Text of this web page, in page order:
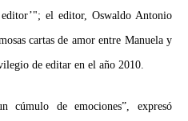
el editor, Oswaldo Antonio
cartas de amor entre Manuela y
de editar en el año 2010.
cúmulo de emociones”, expresó